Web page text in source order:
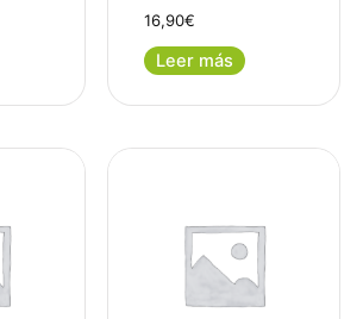
16,90€
Leer más